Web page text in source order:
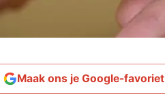
Maak ons je Google-favoriet